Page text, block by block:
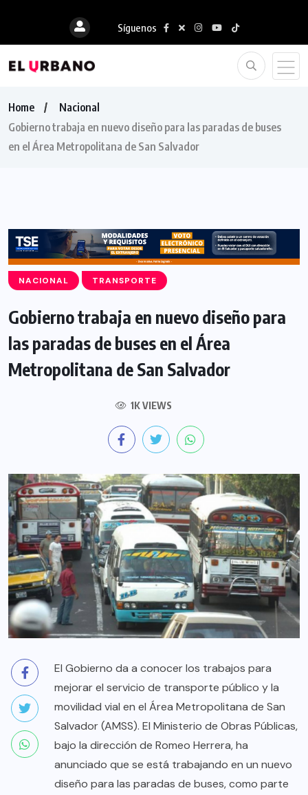
Síguenos
Home
Nacional
Gobierno trabaja en nuevo diseño para las paradas de buses
en el Área Metropolitana de San Salvador
NACIONAL TRANSPORTE
Gobierno trabaja en nuevo diseño para
las paradas de buses en el Área
Metropolitana de San Salvador
1K VIEWS
El Gobierno da a conocer los trabajos para
mejorar el servicio de transporte público y la
movilidad vial en el Área Metropolitana de San
Salvador (AMSS). El Ministerio de Obras Públicas,
bajo la dirección de Romeo Herrera, ha
anunciado que se está trabajando en un nuevo
diseño para las paradas de buses, como parte